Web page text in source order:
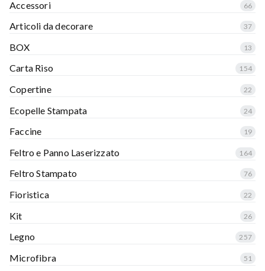
Accessori 66
Articoli da decorare 37
BOX 13
Carta Riso 154
Copertine 22
Ecopelle Stampata 24
Faccine 19
Feltro e Panno Laserizzato 164
Feltro Stampato 76
Fioristica 22
Kit 26
Legno 257
Microfibra 51